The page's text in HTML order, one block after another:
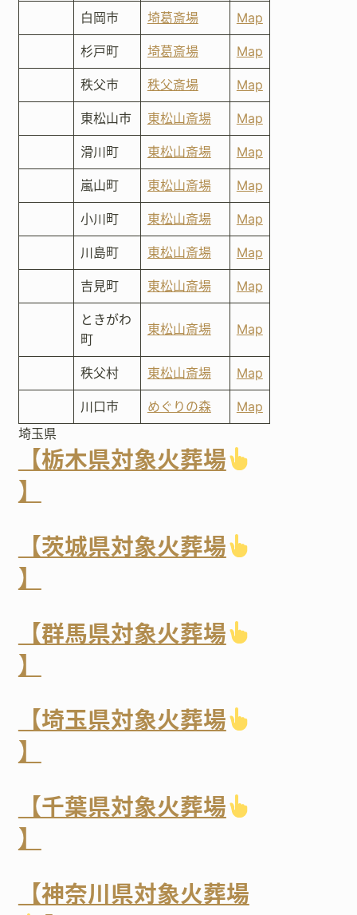
白岡市 埼葛斎場 Map
杉戸町 埼葛斎場 Map
秩父市 秩父斎場 Map
東松山市 東松山斎場 Map
滑川町 東松山斎場 Map
嵐山町 東松山斎場 Map
小川町 東松山斎場 Map
川島町 東松山斎場 Map
吉見町 東松山斎場 Map
ときがわ
町
東松山斎場 Map
秩父村 東松山斎場 Map
川口市 めぐりの森
Map
埼玉県
【栃木県対象火葬場
】
【茨城県対象火葬場
】
【群馬県対象火葬場
】
【埼玉県対象火葬場
】
【千葉県対象火葬場
】
【神奈川県対象火葬場